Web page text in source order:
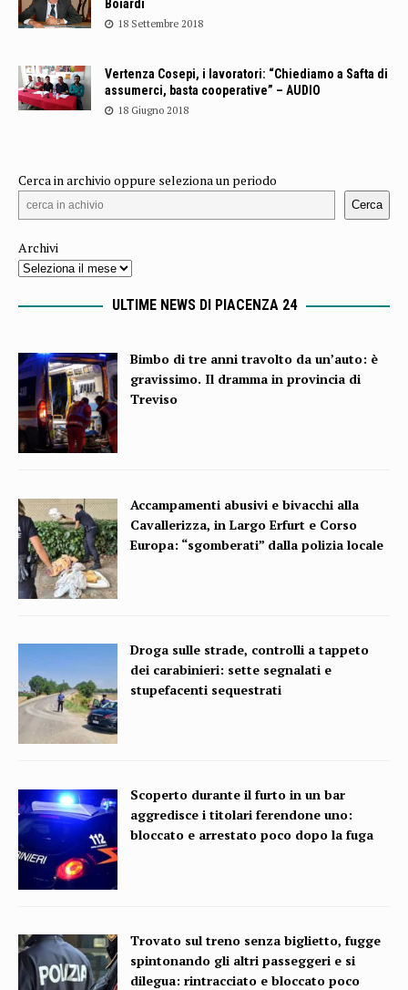
Boiardi
18 Settembre 2018
Vertenza Cosepi, i lavoratori: “Chiediamo a Safta di
assumerci, basta cooperative” – AUDIO
18 Giugno 2018
Cerca in archivio oppure seleziona un periodo
Cerca
Archivi
ULTIME NEWS DI PIACENZA 24
Bimbo di tre anni travolto da un’auto: è
gravissimo. Il dramma in provincia di
Treviso
Accampamenti abusivi e bivacchi alla
Cavallerizza, in Largo Erfurt e Corso
Europa: “sgomberati” dalla polizia locale
Droga sulle strade, controlli a tappeto
dei carabinieri: sette segnalati e
stupefacenti sequestrati
Scoperto durante il furto in un bar
aggredisce i titolari ferendone uno:
bloccato e arrestato poco dopo la fuga
Trovato sul treno senza biglietto, fugge
spintonando gli altri passeggeri e si
dilegua: rintracciato e bloccato poco